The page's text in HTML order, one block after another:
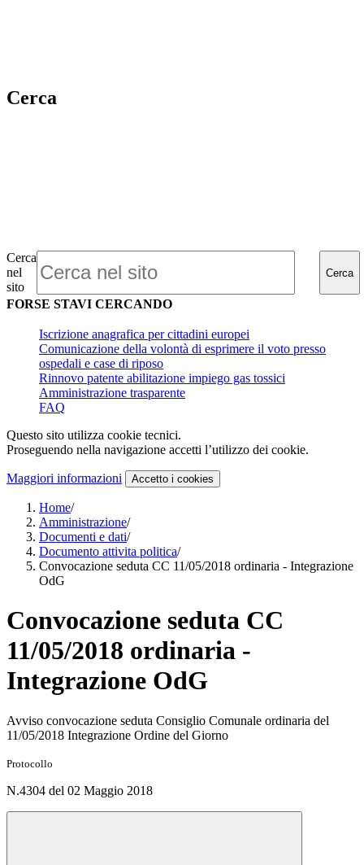
Cerca
Cerca
nel
sito
Cerca
FORSE STAVI CERCANDO
Iscrizione anagrafica per cittadini europei
Comunicazione della volontà di esprimere il voto presso
ospedali e case di riposo
Rinnovo patente abilitazione impiego gas tossici
Amministrazione trasparente
FAQ
Questo sito utilizza cookie tecnici.
Proseguendo nella navigazione accetti l’utilizzo dei cookie.
Maggiori informazioni Accetto i cookies
Home/
Amministrazione/
Documenti e dati/
Documento attivita politica/
Convocazione seduta CC 11/05/2018 ordinaria - Integrazione
OdG
Convocazione seduta CC
11/05/2018 ordinaria -
Integrazione OdG
Avviso convocazione seduta Consiglio Comunale ordinaria del
11/05/2018 Integrazione Ordine del Giorno
Protocollo
N.4304 del 02 Maggio 2018